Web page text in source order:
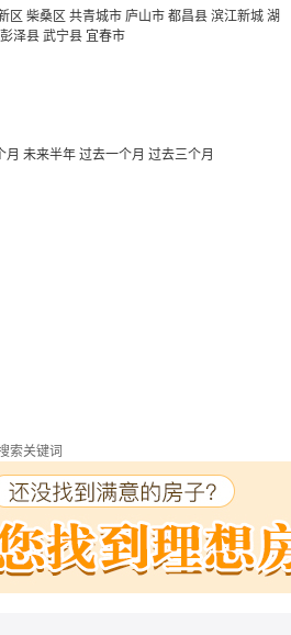
区 柴桑区 共青城市 庐山市 都昌县 滨江新城 湖
彭泽县 武宁县 宜春市
月 未来半年 过去一个月 过去三个月
索关键词